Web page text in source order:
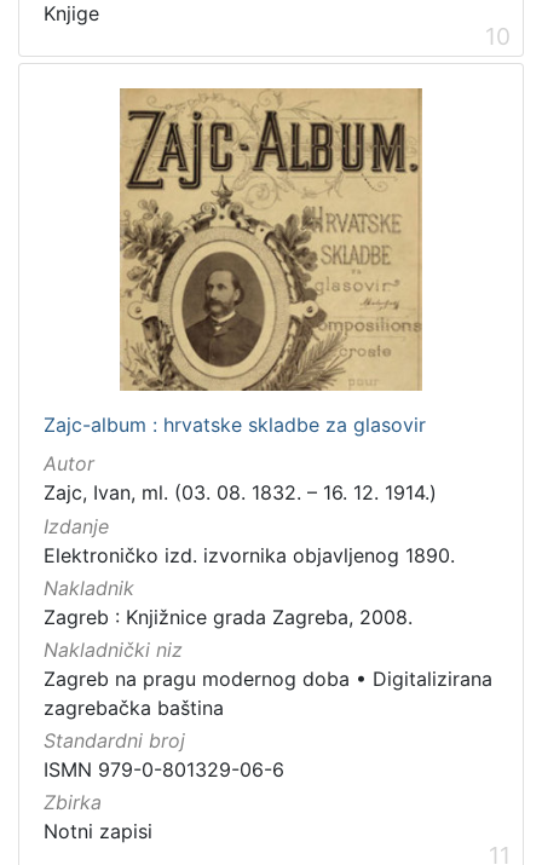
Knjige
10
Zajc-album : hrvatske skladbe za glasovir
Autor
Zajc, Ivan, ml. (03. 08. 1832. – 16. 12. 1914.)
Izdanje
Elektroničko izd. izvornika objavljenog 1890.
Nakladnik
Zagreb : Knjižnice grada Zagreba, 2008.
Nakladnički niz
Zagreb na pragu modernog doba • Digitalizirana
zagrebačka baština
Standardni broj
ISMN 979-0-801329-06-6
Zbirka
Notni zapisi
11